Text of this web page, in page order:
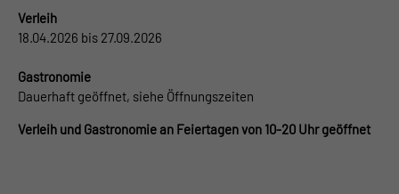
Verleih
18.04.2026 bis 27.09.2026
Gastronomie
Dauerhaft geöffnet, siehe Öffnungszeiten
Verleih und Gastronomie an Feiertagen von 10-20 Uhr geöffnet